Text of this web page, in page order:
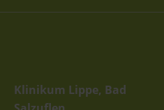
Klinikum Lippe, Bad